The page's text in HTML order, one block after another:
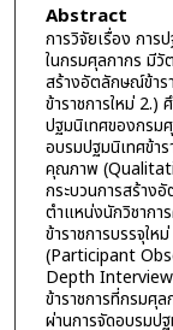
Abstract
การวิจัยเรื่อง การ
ในกรมศุลกากร มีวั
สร้างอัตลักษณ์ข้าร
ข้าราชการใหม่ 2.)
ปฐมนิเทศของกรม
อบรมปฐมนิเทศข้าร
คุณภาพ
กระบวนการสร้าง
ตำแหน่งนักวิชากา
ข้าราชการบรรจุใ
(Participant
Depth
ข้าราชการที่กรมศุล
ผ่านการจัดอบรมป